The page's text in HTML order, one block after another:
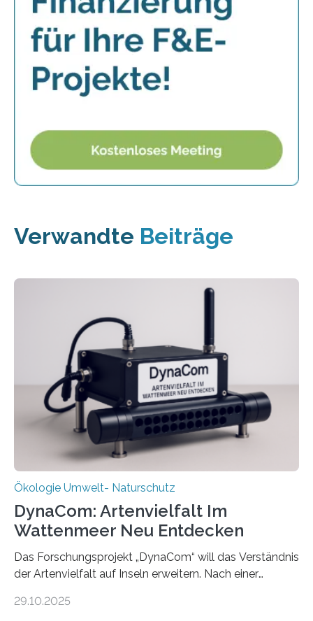
Verwandte Beiträge
Ökologie Umwelt- Naturschutz
DynaCom: Artenvielfalt Im
Wattenmeer Neu Entdecken
Das Forschungsprojekt „DynaCom“ will das Verständnis
der Artenvielfalt auf Inseln erweitern. Nach einer
Beobachtungen im Wattenmeer ist nun eine große
29.10.2025